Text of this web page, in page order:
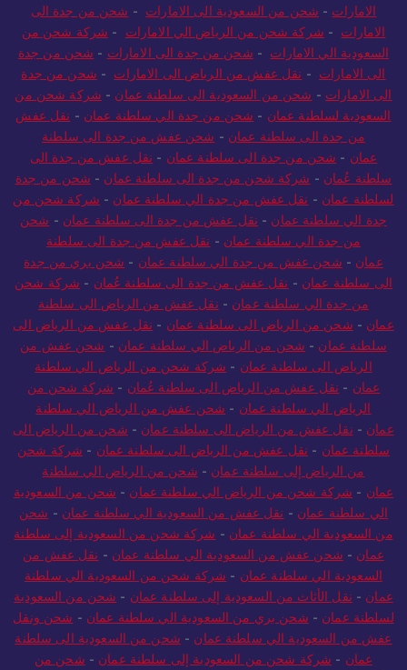
الامارات - شحن من السعودية الى الامارات - شحن من جدة الى
الامارات - شركة شحن من الرياض الي الامارات - شركة شحن من
السعودية الي الامارات - شحن من جدة الى الامارات - شحن من جدة
الى الامارات - نقل عفش من الرياض الى الامارات - شحن من جدة
الى الامارات - شحن من السعودية الى سلطنة عمان - شركة شحن من
السعودية لسلطنة عمان - شحن من جدة الي سلطنة عمان - نقل عفش
من جدة الى سلطنة عمان - شحن عفش من جدة الى سلطنة
عمان - شحن من جدة الى سلطنة عمان - نقل عفش من جدة الى
سلطنة عُمان - شركة شحن من جدة الى سلطنة عمان - شحن من جدة
لسلطنة عمان - نقل عفش من جدة الي سلطنة عمان - شركة شحن من
جدة الي سلطنة عمان - نقل عفش من جدة الى سلطنة عمان - شحن
من جدة الي سلطنة عمان - نقل عفش من جدة الى سلطنة
عمان - شحن عفش من جدة الي سلطنة عمان - شحن بري من جدة
الى سلطنة عمان - نقل عفش من جدة الى سلطنة عُمان - شركة شحن
من جدة الي سلطنة عمان - نقل عفش من الرياض الى سلطنة
عمان - شحن من الرياض الى سلطنة عمان - نقل عفش من الرياض الى
سلطنة عمان - شحن من الرياض الي سلطنة عمان - شحن عفش من
الرياض الى سلطنة عمان - شركة شحن من الرياض الي سلطنة
عمان - نقل عفش من الرياض الى سلطنة عُمان - شركة شحن من
الرياض الي سلطنة عمان - شحن عفش من الرياض الي سلطنة
عمان - نقل عفش من الرياض الى سلطنة عمان - شحن من الرياض الى
سلطنة عمان - نقل عفش من الرياض الى سلطنة عمان - شركة شحن
من الرياض إلى سلطنة عمان - شحن من الرياض الي سلطنة
عمان - شركة شحن من الرياض الي سلطنة عمان - شحن من السعودية
الي سلطنة عمان - نقل عفش من السعودية الي سلطنة عمان - شحن
من السعودية الي سلطنة عمان - شركة شحن من السعودية إلى سلطنة
عمان - شحن عفش من السعودية الي سلطنة عمان - نقل عفش من
السعودية الي سلطنة عمان - شركة شحن من السعودية الي سلطنة
عمان - نقل الأثاث من السعودية إلى سلطنة عمان - شحن من السعودية
لسلطنة عمان - شحن بري من السعودية الي سلطنة عمان - شحن ونقل
عفش من السعودية الي سلطنة عمان - شحن من السعودية الى سلطنة
عمان - شركة شحن من السعودية إلى سلطنة عمان - شحن من